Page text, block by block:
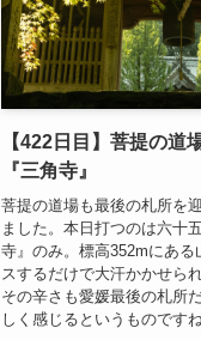
【422日目】菩提の道
『三角寺』
菩提の道場も最後の札所を
ました。本日打つのは六十
寺』のみ。標高352mにある
スするだけで大汗かかせら
その辛さも愛媛最後の札所
しく感じるというものですね